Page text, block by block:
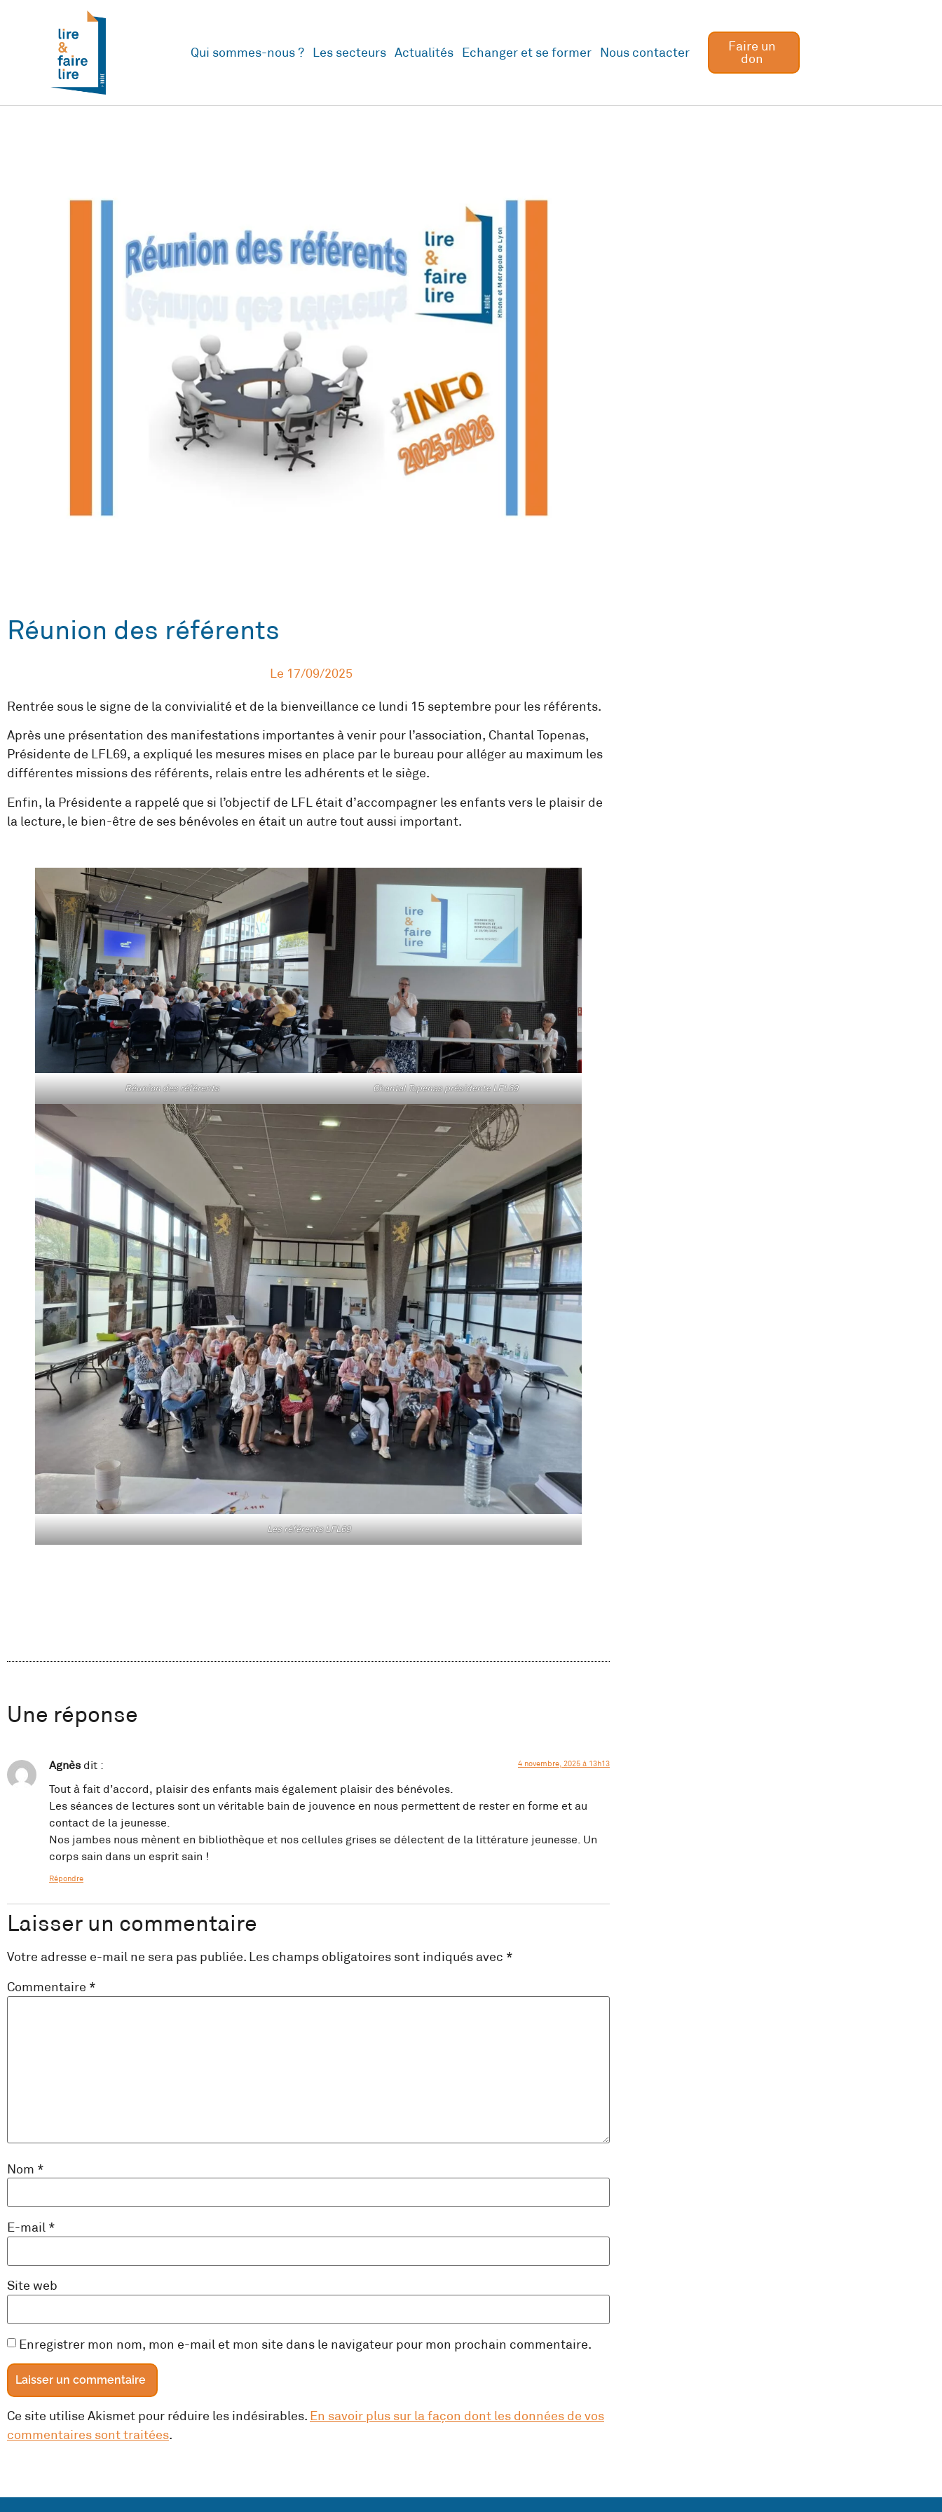
Qui sommes-nous ? Les secteurs Actualités Echanger et se former Nous contacter
Faire un
don
Réunion des référents
Le 17/09/2025
Rentrée sous le signe de la convivialité et de la bienveillance ce lundi 15 septembre pour les référents.
Après une présentation des manifestations importantes à venir pour l’association, Chantal Topenas,
Présidente de LFL69, a expliqué les mesures mises en place par le bureau pour alléger au maximum les
différentes missions des référents, relais entre les adhérents et le siège.
Enfin, la Présidente a rappelé que si l’objectif de LFL était d’accompagner les enfants vers le plaisir de
la lecture, le bien-être de ses bénévoles en était un autre tout aussi important.
Réunion des référents Chantal Topenas présidente LFL69
Les référents LFL69
Une réponse
Agnès dit : 4 novembre, 2025 à 13h13
Tout à fait d’accord, plaisir des enfants mais également plaisir des bénévoles.
Les séances de lectures sont un véritable bain de jouvence en nous permettent de rester en forme et au
contact de la jeunesse.
Nos jambes nous mènent en bibliothèque et nos cellules grises se délectent de la littérature jeunesse. Un
corps sain dans un esprit sain !
Répondre
Laisser un commentaire
Votre adresse e-mail ne sera pas publiée. Les champs obligatoires sont indiqués avec *
Commentaire *
Nom *
E-mail *
Site web
Enregistrer mon nom, mon e-mail et mon site dans le navigateur pour mon prochain commentaire.
Ce site utilise Akismet pour réduire les indésirables. En savoir plus sur la façon dont les données de vos
commentaires sont traitées.